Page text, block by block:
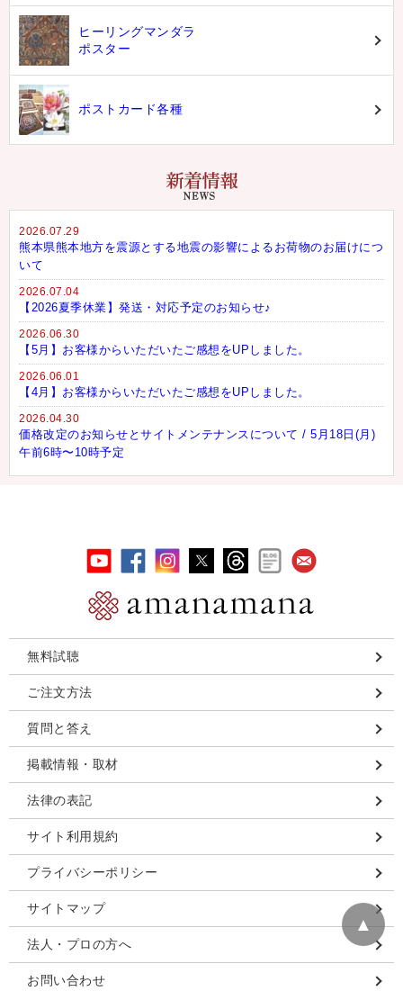
ヒーリングマンダラ
ポスター
ポストカード各種
2026.07.29
熊本県熊本地方を震源とする地震の影響によるお荷物のお届けにつ
いて
2026.07.04
【2026夏季休業】発送・対応予定のお知らせ♪
2026.06.30
【5月】お客様からいただいたご感想をUPしました。
2026.06.01
【4月】お客様からいただいたご感想をUPしました。
2026.04.30
価格改定のお知らせとサイトメンテナンスについて / 5月18日(月)
午前6時〜10時予定
無料試聴
ご注文方法
質問と答え
掲載情報・取材
法律の表記
サイト利用規約
プライバシーポリシー
サイトマップ
法人・プロの方へ
お問い合わせ
▲